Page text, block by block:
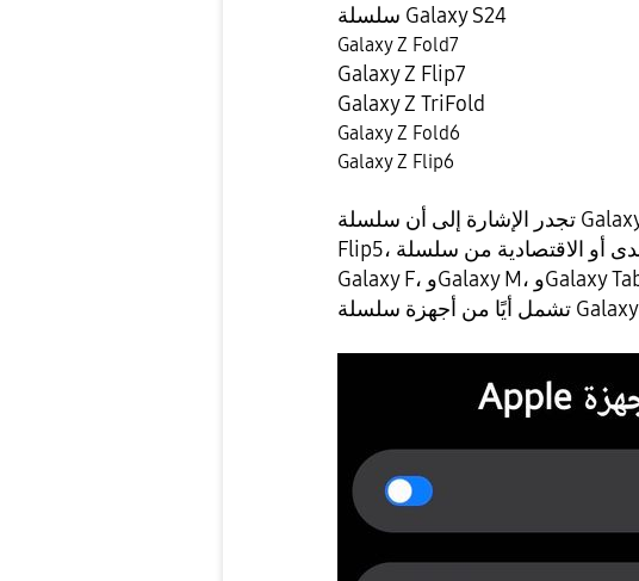
سلسلة Galaxy S24
Galaxy Z Fold7
Galaxy Z Flip7
Galaxy Z TriFold
Galaxy Z Fold6
Galaxy Z Flip6
تجدر الإشارة إلى أن سلسلة Galaxy S23، وGalaxy Z Fold5، Galaxy Z
Flip5، والأجهزة متوسطة المدى أو الاقتصادية من سلسلة Galaxy A،
Galaxy F، وGalaxy M، وGalaxy Tab A غير مدرجة في القائمة. كما أنها لا